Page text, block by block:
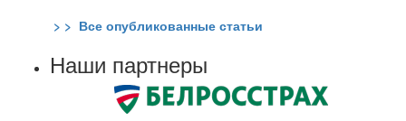
> > Все опубликованные статьи
Наши партнеры